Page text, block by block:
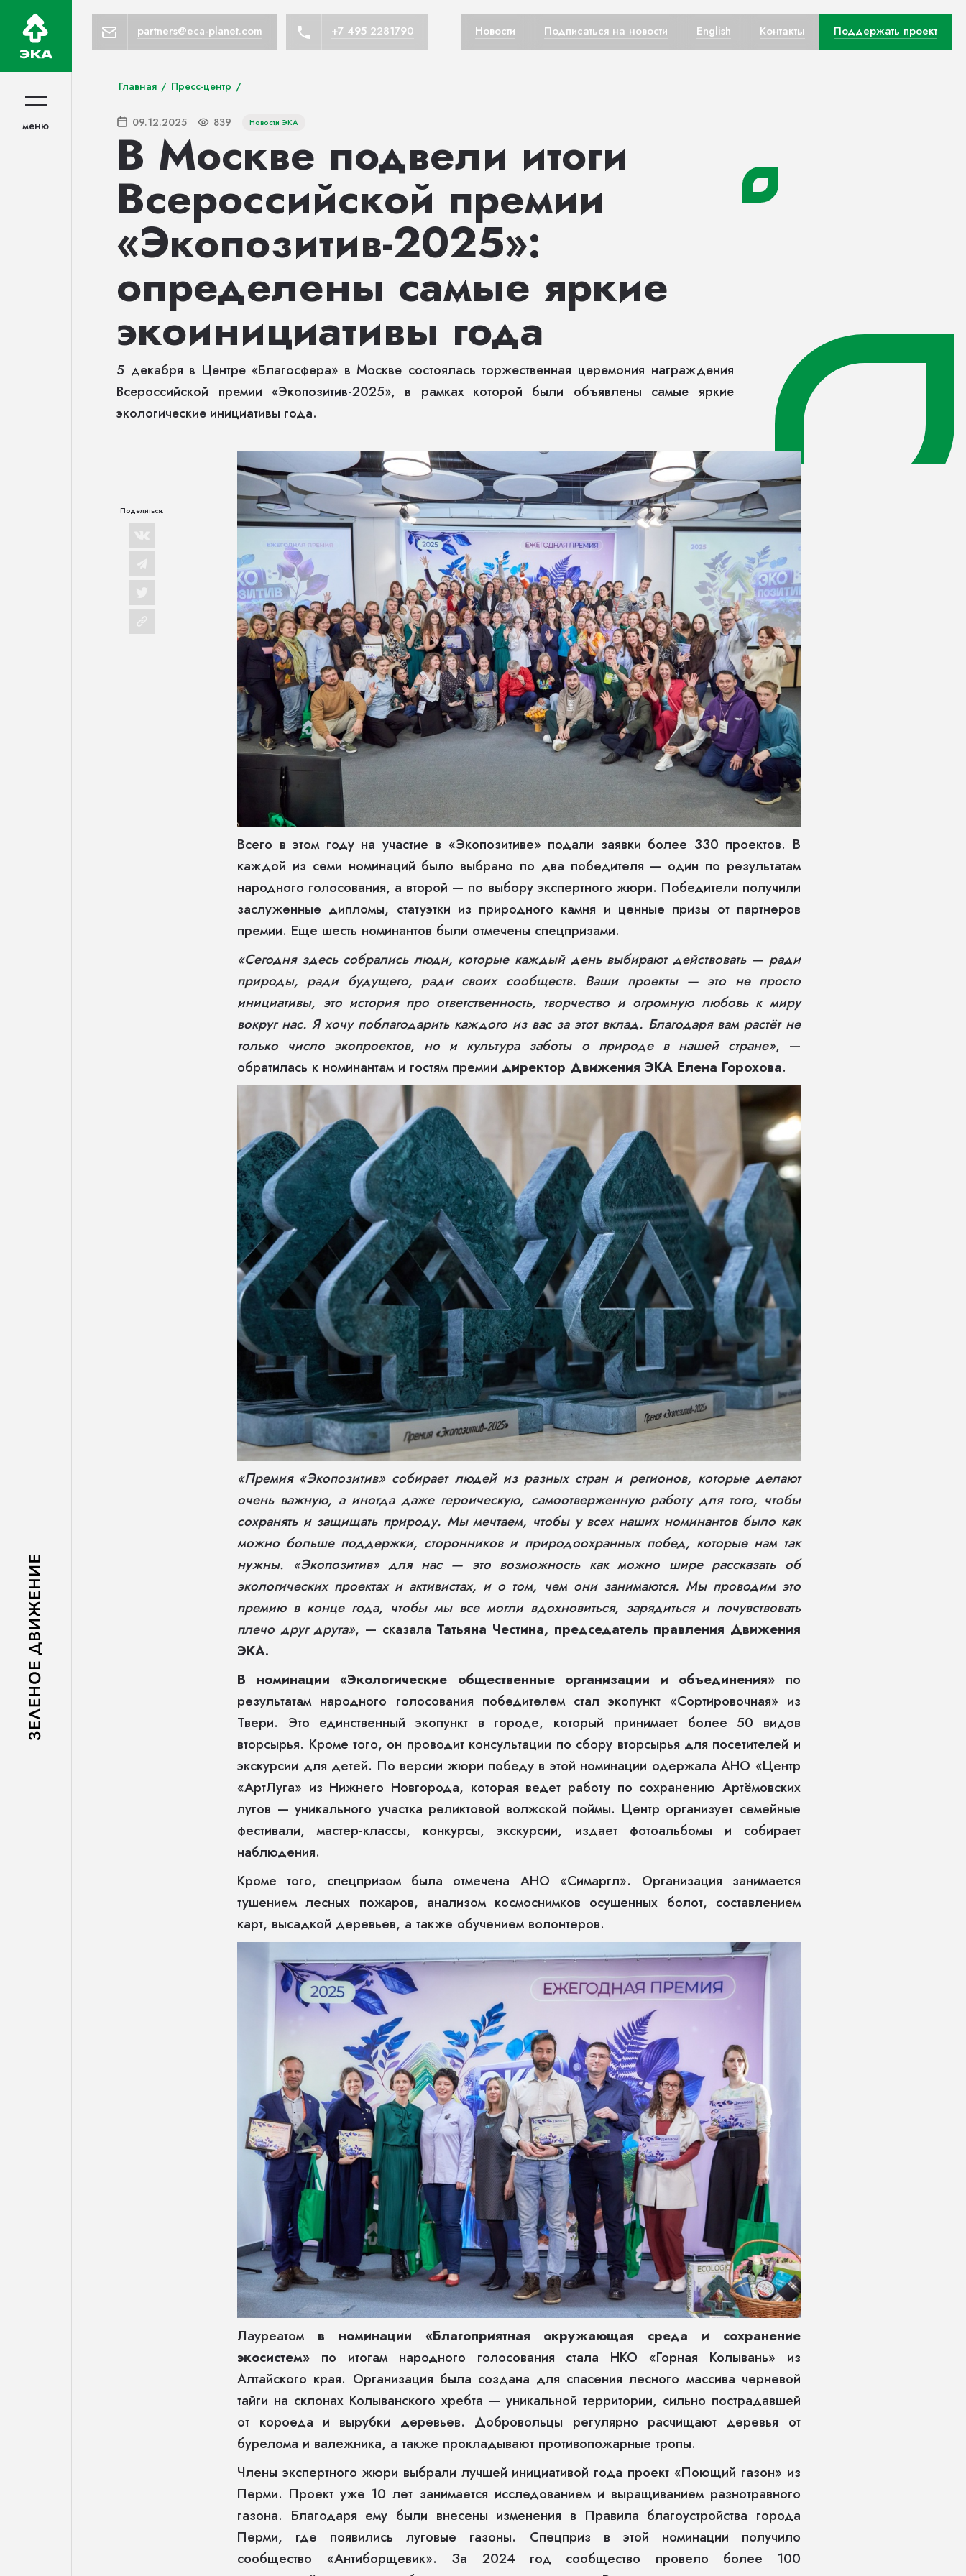
partners@eca-planet.com +7 495 2281790 Новости Подписаться на новости English Контакты Поддержать проект
меню
меню
Главная / Пресс-центр /
09.12.2025 839 Новости ЭКА
В Москве подвели итоги
Всероссийской премии
«Экопозитив-2025»:
определены самые яркие
экоинициативы года
5 декабря в Центре «Благосфера» в Москве состоялась торжественная церемония награждения
Всероссийской премии «Экопозитив-2025», в рамках которой были объявлены самые яркие
экологические инициативы года.
Поделиться:
Всего в этом году на участие в «Экопозитиве» подали заявки более 330 проектов. В
каждой из семи номинаций было выбрано по два победителя — один по результатам
народного голосования, а второй — по выбору экспертного жюри. Победители получили
заслуженные дипломы, статуэтки из природного камня и ценные призы от партнеров
премии. Еще шесть номинантов были отмечены спецпризами.
«Сегодня здесь собрались люди, которые каждый день выбирают действовать — ради
природы, ради будущего, ради своих сообществ. Ваши проекты — это не просто
инициативы, это история про ответственность, творчество и огромную любовь к миру
вокруг нас. Я хочу поблагодарить каждого из вас за этот вклад. Благодаря вам растёт не
только число экопроектов, но и культура заботы о природе в нашей стране», —
обратилась к номинантам и гостям премии директор Движения ЭКА Елена Горохова.
«Премия «Экопозитив» собирает людей из разных стран и регионов, которые делают
очень важную, а иногда даже героическую, самоотверженную работу для того, чтобы
сохранять и защищать природу. Мы мечтаем, чтобы у всех наших номинантов было как
можно больше поддержки, сторонников и природоохранных побед, которые нам так
нужны. «Экопозитив» для нас — это возможность как можно шире рассказать об
экологических проектах и активистах, и о том, чем они занимаются. Мы проводим это
премию в конце года, чтобы мы все могли вдохновиться, зарядиться и почувствовать
плечо друг друга», — сказала Татьяна Честина, председатель правления Движения
ЭКА.
В номинации «Экологические общественные организации и объединения» по
результатам народного голосования победителем стал экопункт «Сортировочная» из
Твери. Это единственный экопункт в городе, который принимает более 50 видов
вторсырья. Кроме того, он проводит консультации по сбору вторсырья для посетителей и
экскурсии для детей. По версии жюри победу в этой номинации одержала АНО «Центр
«АртЛуга» из Нижнего Новгорода, которая ведет работу по сохранению Артёмовских
лугов — уникального участка реликтовой волжской поймы. Центр организует семейные
фестивали, мастер-классы, конкурсы, экскурсии, издает фотоальбомы и собирает
наблюдения.
Кроме того, спецпризом была отмечена АНО «Симаргл». Организация занимается
тушением лесных пожаров, анализом космоснимков осушенных болот, составлением
карт, высадкой деревьев, а также обучением волонтеров.
Лауреатом в номинации «Благоприятная окружающая среда и сохранение
экосистем» по итогам народного голосования стала НКО «Горная Колывань» из
Алтайского края. Организация была создана для спасения лесного массива черневой
тайги на склонах Колыванского хребта — уникальной территории, сильно пострадавшей
от короеда и вырубки деревьев. Добровольцы регулярно расчищают деревья от
бурелома и валежника, а также прокладывают противопожарные тропы.
Члены экспертного жюри выбрали лучшей инициативой года проект «Поющий газон» из
Перми. Проект уже 10 лет занимается исследованием и выращиванием разнотравного
газона. Благодаря ему были внесены изменения в Правила благоустройства города
Перми, где появились луговые газоны. Спецприз в этой номинации получило
сообщество «Антиборщевик». За 2024 год сообщество провело более 100